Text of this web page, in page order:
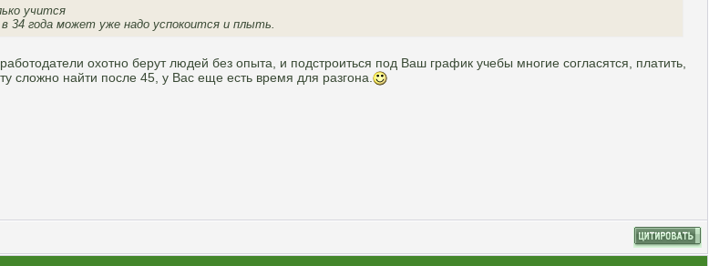
учится
34 года может уже надо успокоится и плыть.
охотно берут людей без опыта, и подстроиться под Ваш график учебы многие согласятся, платить,
сложно найти после 45, у Вас еще есть время для разгона.